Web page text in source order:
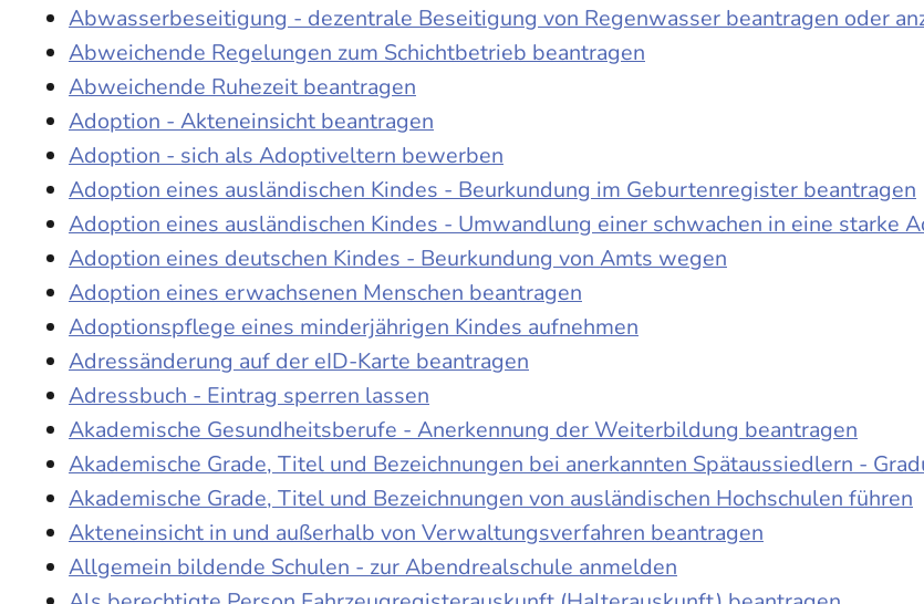
Abwasserbeseitigung - dezentrale Beseitigung von Regenwasser beantragen oder
Abweichende Regelungen zum Schichtbetrieb beantragen
Abweichende Ruhezeit beantragen
Adoption - Akteneinsicht beantragen
Adoption - sich als Adoptiveltern bewerben
Adoption eines ausländischen Kindes - Beurkundung im Geburtenregister beantragen
Adoption eines ausländischen Kindes - Umwandlung einer schwachen in eine starke
Adoption eines deutschen Kindes - Beurkundung von Amts wegen
Adoption eines erwachsenen Menschen beantragen
Adoptionspflege eines minderjährigen Kindes aufnehmen
Adressänderung auf der eID-Karte beantragen
Adressbuch - Eintrag sperren lassen
Akademische Gesundheitsberufe - Anerkennung der Weiterbildung beantragen
Akademische Grade, Titel und Bezeichnungen bei anerkannten Spätaussiedlern -
Akademische Grade, Titel und Bezeichnungen von ausländischen Hochschulen führen
Akteneinsicht in und außerhalb von Verwaltungsverfahren beantragen
Allgemein bildende Schulen - zur Abendrealschule anmelden